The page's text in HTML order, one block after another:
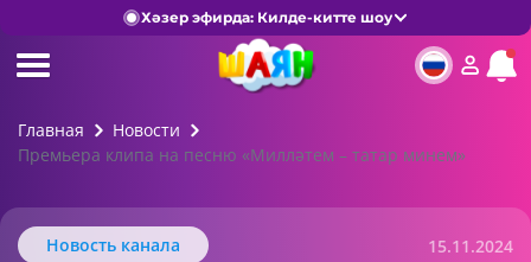
Хәзер эфирда: Килде-китте шоу
Главная
Новости
Премьера клипа на песню «Милләтем – татар минем»
Новость канала 15.11.2024